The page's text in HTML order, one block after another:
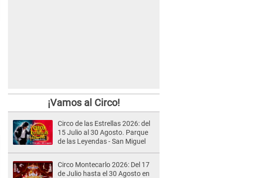
¡Vamos al Circo!
Circo de las Estrellas 2026: del
15 Julio al 30 Agosto. Parque
de las Leyendas - San Miguel
Circo Montecarlo 2026: Del 17
de Julio hasta el 30 Agosto en